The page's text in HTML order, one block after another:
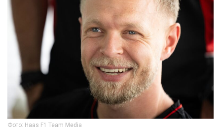
Фото: Haas F1 Team Media